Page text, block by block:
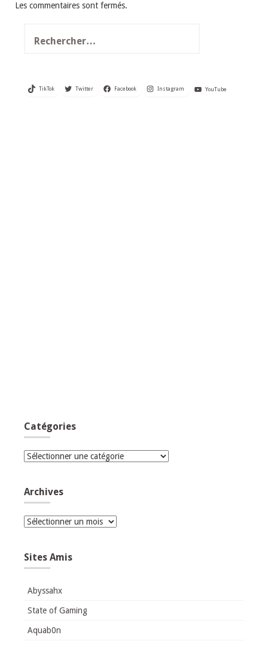
Les commentaires sont fermés.
TikTok Twitter Facebook Instagram YouTube
Catégories
Catégories
Archives
Archives
Sites Amis
Abyssahx
State of Gaming
Aquab0n